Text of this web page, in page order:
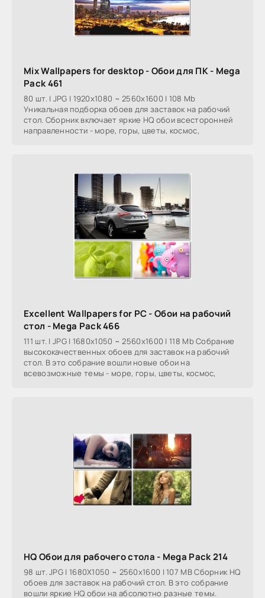
Mix Wallpapers for desktop - Обои для ПК - Mega
Pack 461
80 шт. | JPG | 1920x1080 ~ 2560x1600 | 108 Mb
Уникальная подборка обоев для заставок на рабочий
стол. Сборник включает яркие HQ обои всесторонней
направленности - море, горы, цветы, космос,
Excellent Wallpapers for PC - Обои на рабочий
стол - Mega Pack 466
111 шт. | JPG | 1680x1050 ~ 2560x1600 | 118 Mb Собрание
высококачественных обоев для заставок на рабочий
стол. В это собрание вошли новые обои на
всевозможные темы - море, горы, цветы, космос,
HQ Обои для рабочего стола - Mega Pack 214
98 шт. JPG | 1680X1050 ~ 2560x1600 | 107 MB Сборник HQ
обоев для заставок на рабочий стол. В это собрание
вошли яркие HQ обои на абсолютно разные темы.